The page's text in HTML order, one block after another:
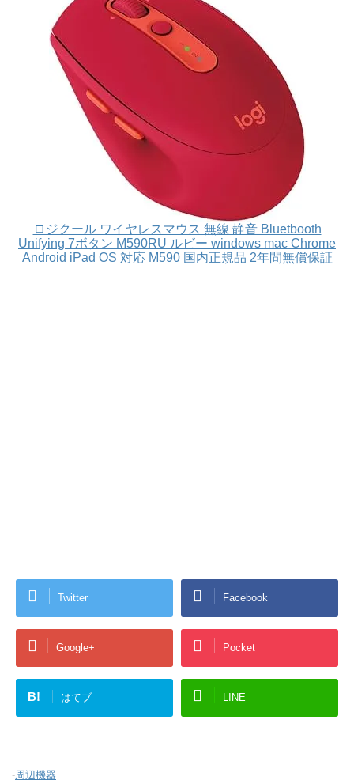
ロジクール ワイヤレスマウス 無線 静音 Bluetbooth
Unifying 7ボタン M590RU ルビー windows mac Chrome
Android iPad OS 対応 M590 国内正規品 2年間無償保証
Twitter Facebook
Google+ Pocket
B! はてブ LINE
-周辺機器